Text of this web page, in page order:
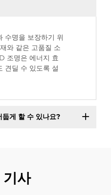
수명을 보장하기 위
와 같은 고품질 소
조명은 에너지 효
견딜 수 있도록 설
게 할 수 있나요?
기사